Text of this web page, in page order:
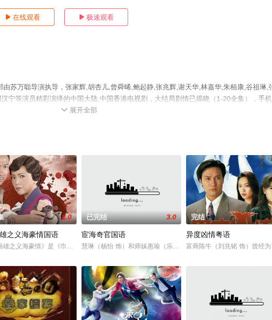
 在线观看  极速观看
苏万聪导演执导，张家辉,胡杏儿,曾舜晞,鲍起静,张兆辉,谢天华,林嘉华,朱栢康,谷祖琳,
宁等演员精彩演绎的中国大陆,中国香港电视剧，大结局剧情已揭晓（1-20全集），手
花影院，更多相关信息可移步至豆瓣电视剧、电视猫或剧情网等平台了解。
 展开全部
俊傑對于自己事業成功的太太袁天蘭（藍潔瑛）的感覺是又
8.0
之义海豪情国语
雄之义海豪情》是《巾帼枭雄》是姐妹篇。该剧为TVB四十三周年台庆剧，也是2010年节目
已完结 3.0
宦海奇官国语
慧琳（杨怡 饰）和师妹惠瑜（乐瞳 饰）准备出家为尼，但尚未举行
完结
异度凶情粤语
富商陈牛（刘兆铭 饰）曾经